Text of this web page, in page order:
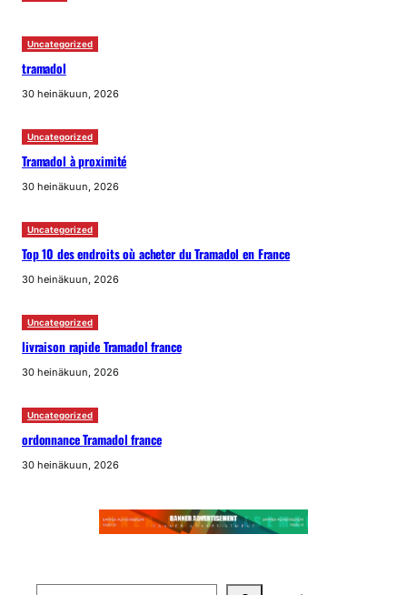
Uncategorized
tramadol
30 heinäkuun, 2026
Uncategorized
Tramadol à proximité
30 heinäkuun, 2026
Uncategorized
Top 10 des endroits où acheter du Tramadol en France
30 heinäkuun, 2026
Uncategorized
livraison rapide Tramadol france
30 heinäkuun, 2026
Uncategorized
ordonnance Tramadol france
30 heinäkuun, 2026